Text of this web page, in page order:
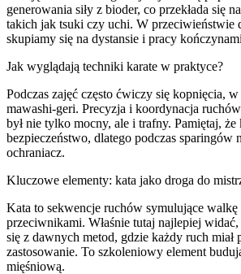
generowania siły z bioder, co przekłada się
takich jak tsuki czy uchi. W przeciwieństwie
skupiamy się na dystansie i pracy
Jak wyglądają techniki karate w praktyce?
Podczas zajęć często ćwiczy się kopnięcia,
mawashi-geri. Precyzja i koordynacja
był nie tylko mocny, ale i trafny. Pamiętaj, że
bezpieczeństwo, dlatego podczas sparingów
ochraniacz.
Kluczowe elementy: kata jako droga do
Kata to sekwencje ruchów symulujące walkę
przeciwnikami. Właśnie tutaj najlepiej
się z dawnych metod, gdzie każdy ruch miał
zastosowanie. To szkoleniowy element
mięśniową.